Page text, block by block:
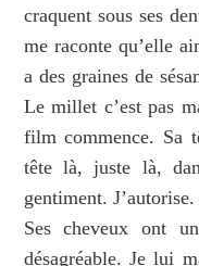
craquent sous ses
me raconte qu’elle
a des graines de
Le millet c’est pas
film commence. Sa
tête là, juste là,
gentiment. J’autorise.
Ses cheveux ont
désagréable. Je lui